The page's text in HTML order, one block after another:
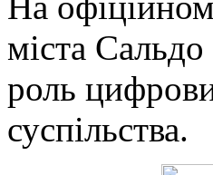
міста
роль
суспільства.